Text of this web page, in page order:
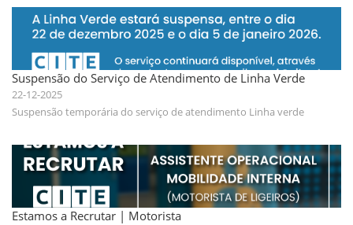
Suspensão do Serviço de Atendimento de Linha Verde
22-12-2025
Suspensão temporária do serviço de atendimento Linha verde
Estamos a Recrutar | Motorista